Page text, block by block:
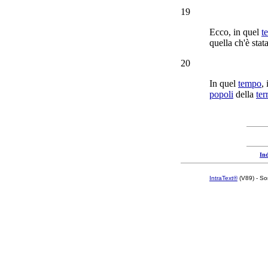
19
Ecco, in quel
quella ch'è
20
In quel tempo,
popoli della
IntraText®(V89) -